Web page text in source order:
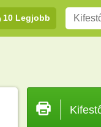
10 Legjobb